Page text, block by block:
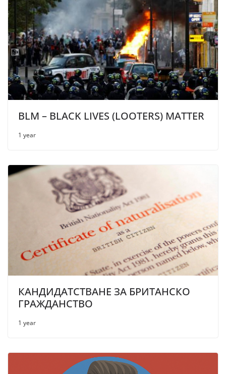
BLM – BLACK LIVES (LOOTERS) MATTER
1 year
КАНДИДАТСТВАНЕ ЗА БРИТАНСКО
ГРАЖДАНСТВО
1 year